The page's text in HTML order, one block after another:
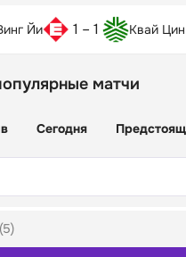
Йи 1 – 1 Квай Цин
матчи
Сегодня